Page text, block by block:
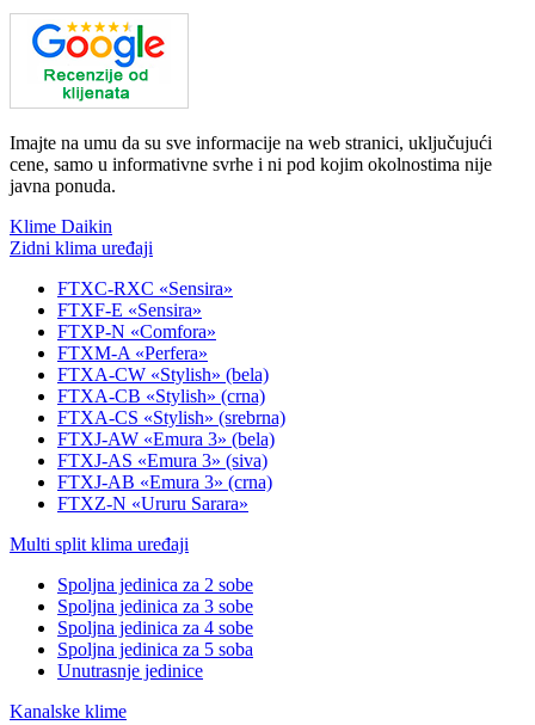
Imajte na umu da su sve informacije na web stranici, uključujući
cene, samo u informativne svrhe i ni pod kojim okolnostima nije
javna ponuda.
Klime Daikin
Zidni klima uređaji
FTXC-RXC «Sensira»
FTXF-E «Sensira»
FTXP-N «Comfora»
FTXM-A «Perfera»
FTXA-CW «Stylish» (bela)
FTXA-CB «Stylish» (crna)
FTXA-CS «Stylish» (srebrna)
FTXJ-AW «Emura 3» (bela)
FTXJ-AS «Emura 3» (siva)
FTXJ-AB «Emura 3» (crna)
FTXZ-N «Ururu Sarara»
Multi split klima uređaji
Spoljna jedinica za 2 sobe
Spoljna jedinica za 3 sobe
Spoljna jedinica za 4 sobe
Spoljna jedinica za 5 soba
Unutrasnje jedinice
Kanalske klime